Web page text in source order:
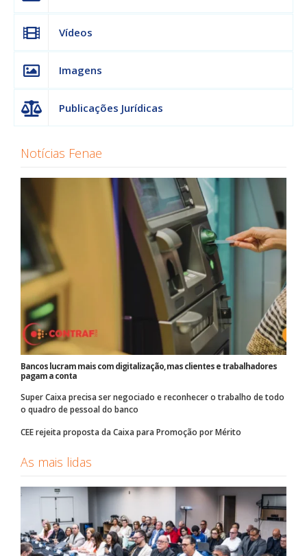
Vídeos
Imagens
Publicações Jurídicas
Notícias Fenae
Bancos lucram mais com digitalização, mas clientes e trabalhadores
pagam a conta
Super Caixa precisa ser negociado e reconhecer o trabalho de todo
o quadro de pessoal do banco
CEE rejeita proposta da Caixa para Promoção por Mérito
As mais lidas